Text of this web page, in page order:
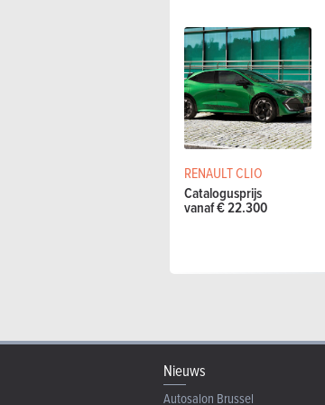
RENAULT CLIO
Catalogusprijs
vanaf € 22.300
Nieuws
Autosalon Brussel